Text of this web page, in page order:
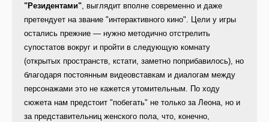
"Резидентами" , выглядит вполне современно и даже
претендует на звание "интерактивного кино". Цели у игры
остались прежние — нужно методично отстрелить
супостатов вокруг и пройти в следующую комнату
(открытых пространств, кстати, заметно поприбавилось), но
благодаря постоянным видеовставкам и диалогам между
персонажами это не кажется утомительным. По ходу
сюжета нам предстоит "побегать" не только за Леона, но и
за представительниц женского пола, что, конечно,